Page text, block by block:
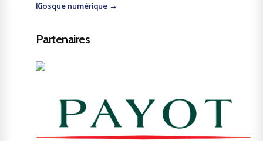
Kiosque numérique →
Partenaires